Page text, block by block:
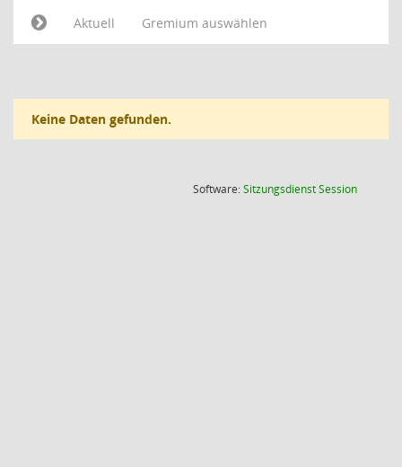
Aktuell
Gremium auswählen
Keine Daten gefunden.
Software:SitzungsdienstSession(Wird in